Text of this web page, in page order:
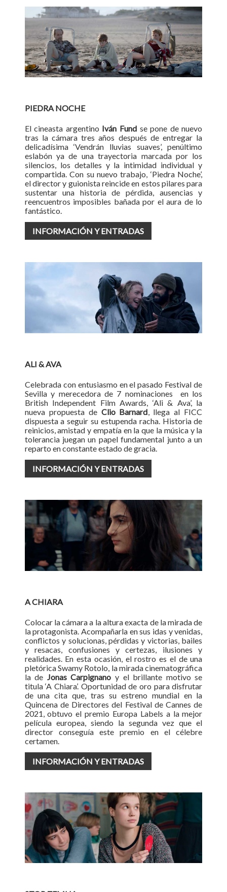
PIEDRA NOCHE
El cineasta argentino Iván Fund se pone de nuevo
tras la cámara tres años después de entregar la
delicadísima ‘Vendrán lluvias suaves’, penúltimo
eslabón ya de una trayectoria marcada por los
silencios, los detalles y la intimidad individual y
compartida. Con su nuevo trabajo, ‘Piedra Noche’,
el director y guionista reincide en estos pilares para
sustentar una historia de pérdida, ausencias y
reencuentros imposibles bañada por el aura de lo
fantástico.
INFORMACIÓN Y ENTRADAS
ALI & AVA
Celebrada con entusiasmo en el pasado Festival de
Sevilla y merecedora de 7 nominaciones en los
British Independent Film Awards, ‘Ali & Ava’, la
nueva propuesta de Clio Barnard, llega al FICC
dispuesta a seguir su estupenda racha. Historia de
reinicios, amistad y empatía en la que la música y la
tolerancia juegan un papel fundamental junto a un
reparto en constante estado de gracia.
INFORMACIÓN Y ENTRADAS
A CHIARA
Colocar la cámara a la altura exacta de la mirada de
la protagonista. Acompañarla en sus idas y venidas,
conflictos y solucionas, pérdidas y victorias, bailes
y resacas, confusiones y certezas, ilusiones y
realidades. En esta ocasión, el rostro es el de una
pletórica Swamy Rotolo, la mirada cinematográfica
la de Jonas Carpignano y el brillante motivo se
titula ‘A Chiara’. Oportunidad de oro para disfrutar
de una cita que, tras su estreno mundial en la
Quincena de Directores del Festival de Cannes de
2021, obtuvo el premio Europa Labels a la mejor
película europea, siendo la segunda vez que el
director conseguía este premio en el célebre
certamen.
INFORMACIÓN Y ENTRADAS